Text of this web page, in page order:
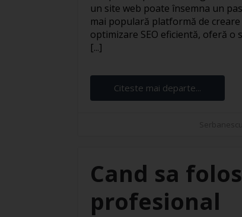
un site web poate însemna un
mai populară platformă de
optimizare SEO eficientă, oferă o
[...]
Citeste mai departe...
Cand sa
profesional